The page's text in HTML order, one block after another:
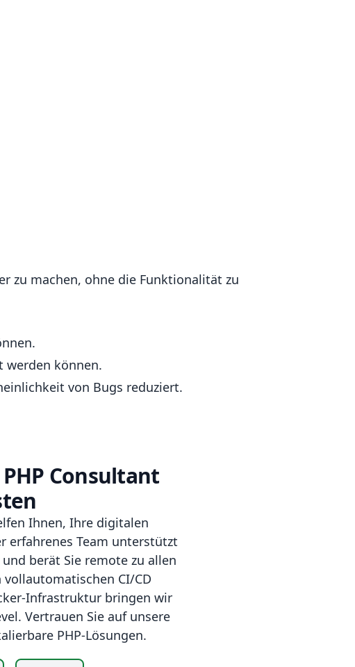
zu machen, ohne die Funktionalität zu
werden können.
von Bugs reduziert.
Consultant
Ihnen, Ihre digitalen
erfahrenes Team unterstützt
und berät Sie remote zu allen
vollautomatischen CI/CD
Infrastruktur bringen wir
Vertrauen Sie auf unsere
PHP-Lösungen.